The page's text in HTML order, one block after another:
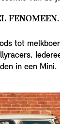
FENOMEEN.
tot
in een Mini.